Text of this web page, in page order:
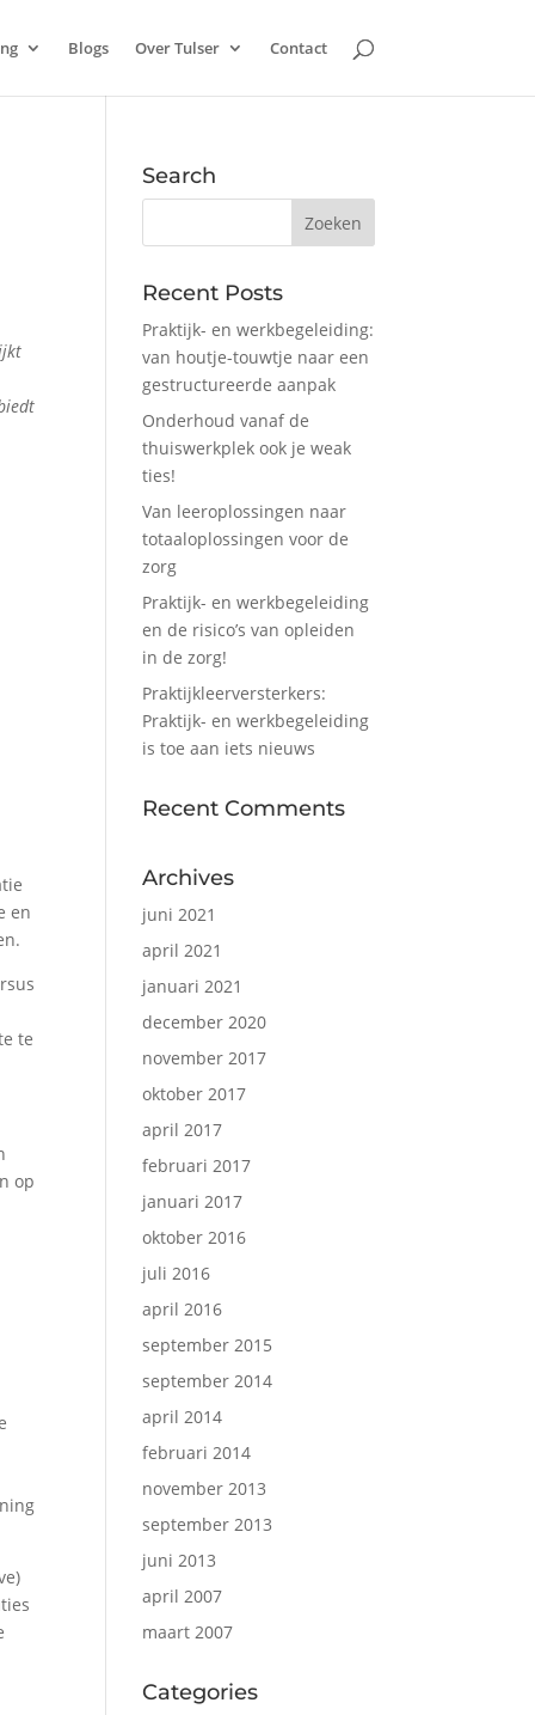
Blogs Over Tulser Contact
en
te
op
Search
Recent Posts
Praktijk- en werkbegeleiding:
van houtje-touwtje naar een
gestructureerde aanpak
Onderhoud vanaf de
thuiswerkplek ook je weak
ties!
Van leeroplossingen naar
totaaloplossingen voor de
zorg
Praktijk- en werkbegeleiding
en de risico’s van opleiden
in de zorg!
Praktijkleerversterkers:
Praktijk- en werkbegeleiding
is toe aan iets nieuws
Recent Comments
Archives
juni 2021
april 2021
januari 2021
december 2020
november 2017
oktober 2017
april 2017
februari 2017
januari 2017
oktober 2016
juli 2016
april 2016
september 2015
september 2014
april 2014
februari 2014
november 2013
september 2013
juni 2013
april 2007
maart 2007
Categories